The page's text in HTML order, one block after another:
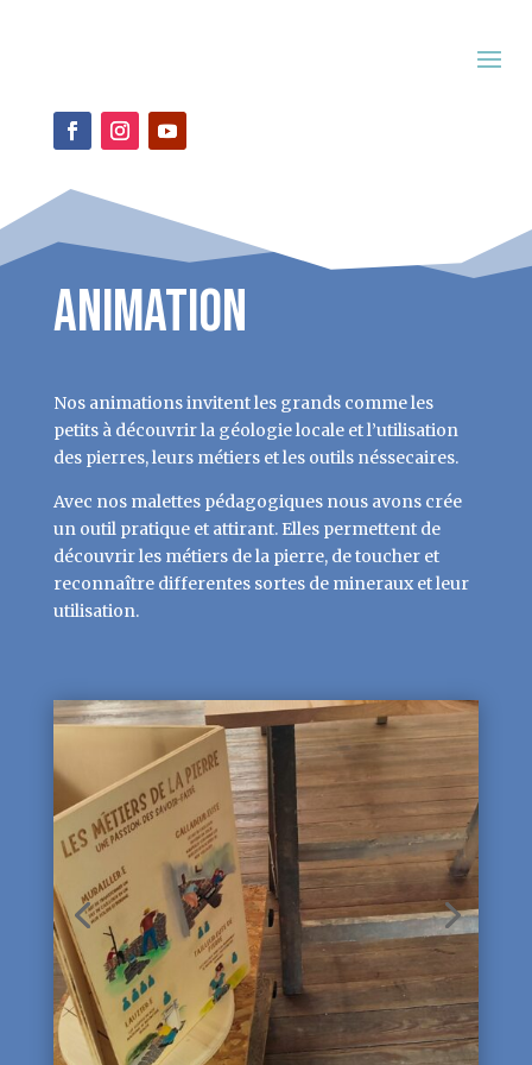
Animation
Nos animations invitent les grands comme les
petits à découvrir la géologie locale et l’utilisation
des pierres, leurs métiers et les outils néssecaires.
Avec nos malettes pédagogiques nous avons crée
un outil pratique et attirant. Elles permettent de
découvrir les métiers de la pierre, de toucher et
reconnaître differentes sortes de mineraux et leur
utilisation.